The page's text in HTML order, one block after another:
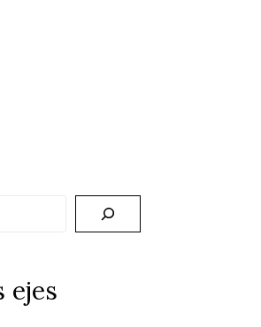
ejes